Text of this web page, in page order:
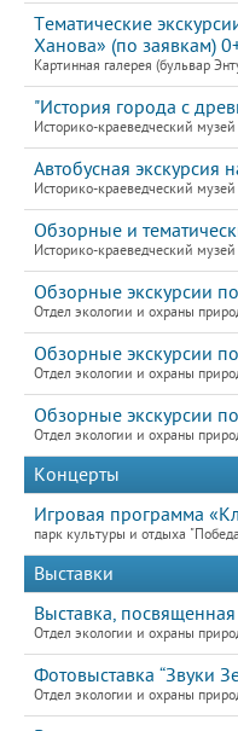
Тематические
Ханова» (по заявкам)
Картинная галерея (бульвар
"История города с
Историко-краеведческий музей
Автобусная экскурсия
Историко-краеведческий музей
Обзорные и
Историко-краеведческий музей
Обзорные экскурсии
Отдел экологии и охраны
Обзорные экскурсии
Отдел экологии и охраны
Обзорные экскурсии
Отдел экологии и охраны
Концерты
Игровая программа
парк культуры и отдыха
Выставки
Выставка,
Отдел экологии и охраны
Фотовыставка “Звуки
Отдел экологии и охраны